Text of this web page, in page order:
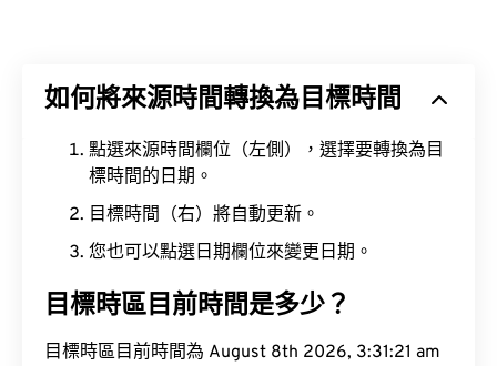
如何將來源時間轉換為目標時間
點選來源時間欄位（左側），選擇要轉換為目
標時間的日期。
目標時間（右）將自動更新。
您也可以點選日期欄位來變更日期。
目標時區目前時間是多少？
目標時區目前時間為 August 8th 2026, 3:31:22 am